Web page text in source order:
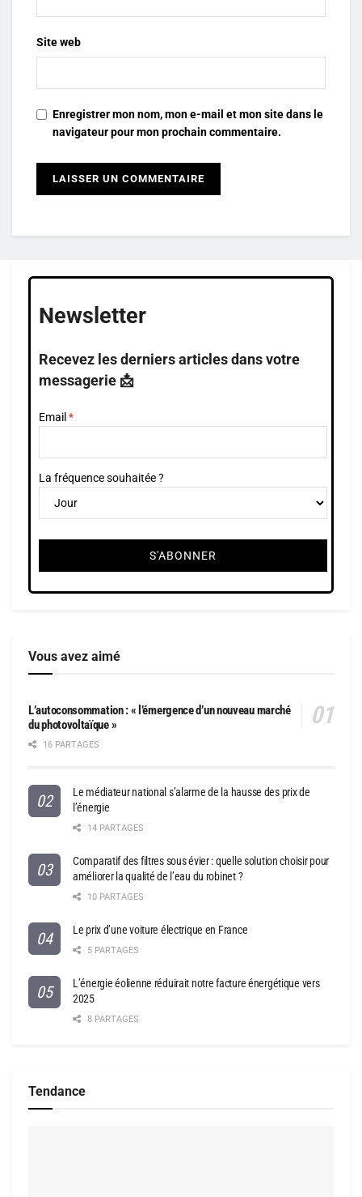
Site web
Enregistrer mon nom, mon e-mail et mon site dans le
navigateur pour mon prochain commentaire.
Newsletter
Recevez les derniers articles dans votre
messagerie 📩
Email
La fréquence souhaitée ?
Vous avez aimé
L’autoconsommation : « l’émergence d’un nouveau marché
du photovoltaïque »
16 PARTAGES
Le médiateur national s’alarme de la hausse des prix de
l’énergie
14 PARTAGES
Comparatif des filtres sous évier : quelle solution choisir pour
améliorer la qualité de l’eau du robinet ?
10 PARTAGES
Le prix d’une voiture électrique en France
5 PARTAGES
L’énergie éolienne réduirait notre facture énergétique vers
2025
8 PARTAGES
Tendance